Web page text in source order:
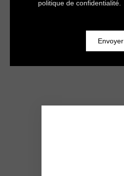
politique de confidentialité.
Envoyer